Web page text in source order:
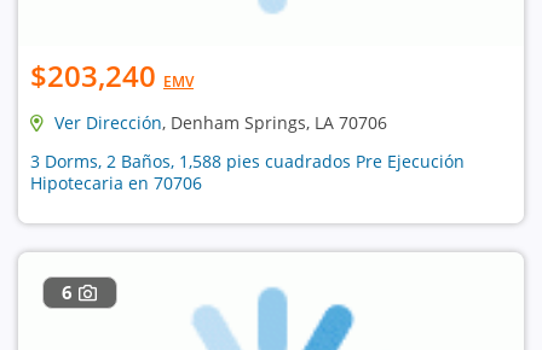
$203,240 EMV
Ver Dirección, Denham Springs, LA 70706
3 Dorms, 2 Baños, 1,588 pies cuadrados Pre Ejecución
Hipotecaria en 70706
6